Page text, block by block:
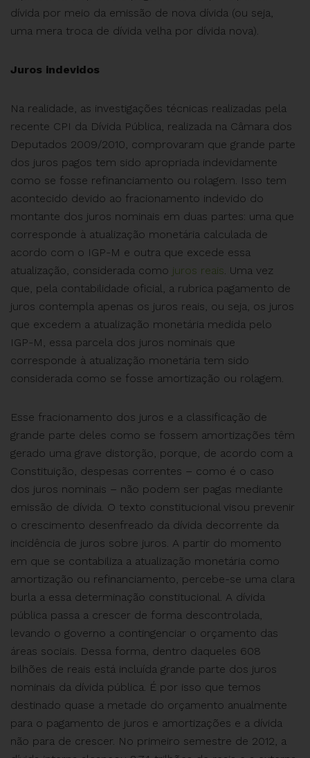
dívida por meio da emissão de nova dívida (ou seja,
uma mera troca de dívida velha por dívida nova).
Juros indevidos
Na realidade, as investigações técnicas realizadas pela
recente CPI da Dívida Pública, realizada na Câmara dos
Deputados 2009/2010, comprovaram que grande parte
dos juros pagos tem sido apropriada indevidamente
como se fosse refinanciamento ou rolagem. Isso tem
acontecido devido ao fracionamento indevido do
montante dos juros nominais em duas partes: uma que
corresponde à atualização monetária calculada de
acordo com o IGP-M e outra que excede essa
atualização, considerada como juros reais. Uma vez
que, pela contabilidade oficial, a rubrica pagamento de
juros contempla apenas os juros reais, ou seja, os juros
que excedem a atualização monetária medida pelo
IGP-M, essa parcela dos juros nominais que
corresponde à atualização monetária tem sido
considerada como se fosse amortização ou rolagem.
Esse fracionamento dos juros e a classificação de
grande parte deles como se fossem amortizações têm
gerado uma grave distorção, porque, de acordo com a
Constituição, despesas correntes – como é o caso
dos juros nominais – não podem ser pagas mediante
emissão de dívida. O texto constitucional visou prevenir
o crescimento desenfreado da dívida decorrente da
incidência de juros sobre juros. A partir do momento
em que se contabiliza a atualização monetária como
amortização ou refinanciamento, percebe-se uma clara
burla a essa determinação constitucional. A dívida
pública passa a crescer de forma descontrolada,
levando o governo a contingenciar o orçamento das
áreas sociais. Dessa forma, dentro daqueles 608
bilhões de reais está incluída grande parte dos juros
nominais da dívida pública. É por isso que temos
destinado quase a metade do orçamento anualmente
para o pagamento de juros e amortizações e a dívida
não para de crescer. No primeiro semestre de 2012, a